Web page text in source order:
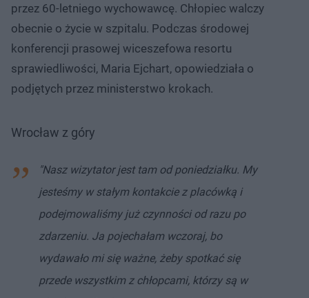
przez 60-letniego wychowawcę. Chłopiec walczy
obecnie o życie w szpitalu. Podczas środowej
konferencji prasowej wiceszefowa resortu
sprawiedliwości, Maria Ejchart, opowiedziała o
podjętych przez ministerstwo krokach.
Wrocław z góry
"Nasz wizytator jest tam od poniedziałku. My
jesteśmy w stałym kontakcie z placówką i
podejmowaliśmy już czynności od razu po
zdarzeniu. Ja pojechałam wczoraj, bo
wydawało mi się ważne, żeby spotkać się
przede wszystkim z chłopcami, którzy są w